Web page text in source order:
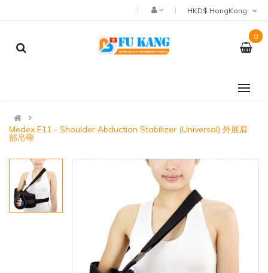
0
Medex E11 - Shoulder Abduction Stabilizer (Universal) 外展肩
部吊帶